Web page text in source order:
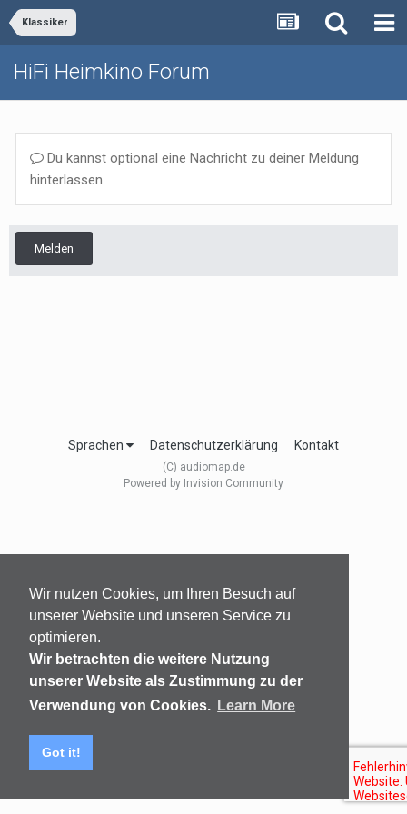
Wir nutzen Cookies, um Ihren Besuch auf
unserer Website und unseren Service zu
optimieren.
Wir betrachten die weitere Nutzung
unserer Website als Zustimmung zu der
Verwendung von Cookies. Learn More
Got it!
Klassiker
HiFi Heimkino Forum
Du kannst optional eine Nachricht zu deiner Meldung
hinterlassen.
Melden
Sprachen Datenschutzerklärung Kontakt
(C) audiomap.de
Powered by Invision Community